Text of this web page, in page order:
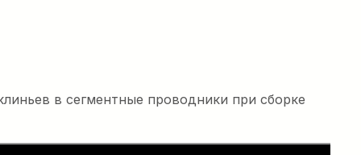
в сегментные проводники при сборке